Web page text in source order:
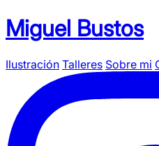
Miguel Bustos
Ilustración Talleres Sobre mi